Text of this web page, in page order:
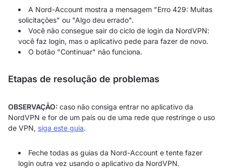
A Nord-Account mostra a mensagem "Erro 429: Muitas
solicitações" ou "Algo deu errado".
Você não consegue sair do ciclo de login da NordVPN:
você faz login, mas o aplicativo pede para fazer de novo.
O botão "Continuar" não funciona.
Etapas de resolução de problemas
OBSERVAÇÃO: caso não consiga entrar no aplicativo da
NordVPN e for de um país ou de uma rede que restringe o uso
de VPN, siga este guia.
Feche todas as guias da Nord-Account e tente fazer
login outra vez usando o aplicativo da NordVPN.